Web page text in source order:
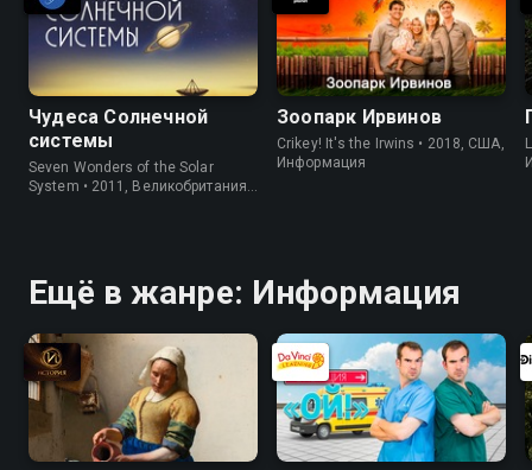
Чудеса Солнечной
системы
Seven Wonders of the Solar
System • 2011, Великобритания,
Зоопарк Ирвинов
Crikey! It's the Irwins • 2018, США,
Информация
Ещё в жанре: Информация